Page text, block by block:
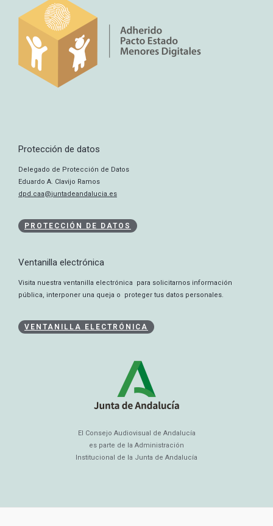
Protección de datos
Delegado de Protección de Datos
Eduardo A. Clavijo Ramos
dpd.caa@juntadeandalucia.es
PROTECCIÓN DE DATOS
Ventanilla electrónica
Visita nuestra ventanilla electrónica para solicitarnos información
pública, interponer una queja o proteger tus datos personales.
VENTANILLA ELECTRÓNICA
El Consejo Audiovisual de Andalucía
es parte de la Administración
Institucional de la Junta de Andalucía